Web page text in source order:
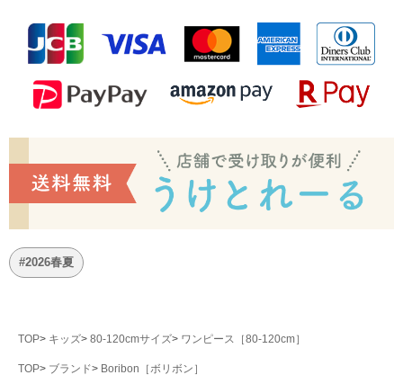
#2026春夏
TOP キッズ 80-120cmサイズ ワンピース［80-120cm］
TOP ブランド Boribon［ボリボン］